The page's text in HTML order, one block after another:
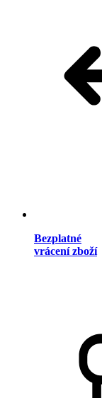
Bezplatné
vrácení zboží